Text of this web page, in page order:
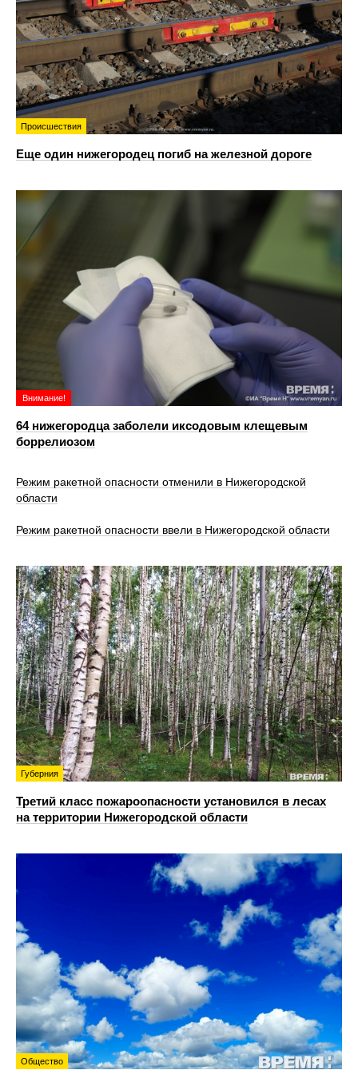
Происшествия
Еще один нижегородец погиб на железной дороге
Внимание!
64 нижегородца заболели иксодовым клещевым
боррелиозом
Режим ракетной опасности отменили в Нижегородской
области
Режим ракетной опасности ввели в Нижегородской области
Губерния
Третий класс пожароопасности установился в лесах
на территории Нижегородской области
Общество